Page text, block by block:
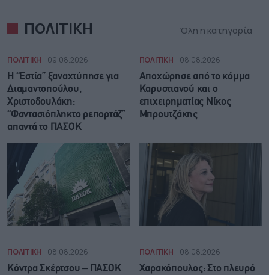
ΠΟΛΙΤΙΚΗ Όλη η κατηγορία
ΠΟΛΙΤΙΚΗ 09.08.2026
Η “Εστία” ξαναχτύπησε για
Διαμαντοπούλου,
Χριστοδουλάκη:
“Φαντασιόπληκτο ρεπορτάζ”
απαντά το ΠΑΣΟΚ
ΠΟΛΙΤΙΚΗ 08.08.2026
Αποχώρησε από το κόμμα
Καρυστιανού και ο
επιχειρηματίας Νίκος
Μπρουτζάκης
ΠΟΛΙΤΙΚΗ 08.08.2026
Κόντρα Σκέρτσου – ΠΑΣΟΚ
ΠΟΛΙΤΙΚΗ 08.08.2026
Χαρακόπουλος: Στο πλευρό